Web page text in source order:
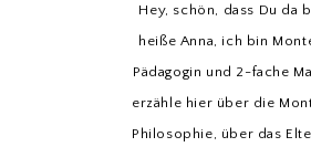
Hey, schön, dass Du da
heiße Anna, ich bin
Pädagogin und 2-fache
erzähle hier über die
Philosophie, über das